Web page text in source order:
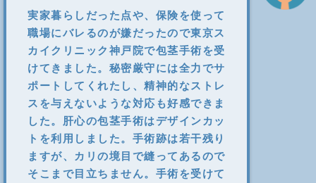
実家暮らしだった点や、保険を使って
職場にバレるのが嫌だったので東京ス
カイクリニック神戸院で包茎手術を受
けてきました。秘密厳守には全力でサ
ポートしてくれたし、精神的なストレ
スを与えないような対応も好感できま
した。肝心の包茎手術はデザインカッ
トを利用しました。手術跡は若干残り
ますが、カリの境目で縫ってあるので
そこまで目立ちません。手術を受けて